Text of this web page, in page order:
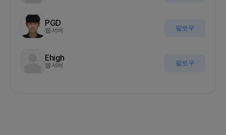
PGD
웹 서버 팔로우
Ehigh
웹 서버 팔로우